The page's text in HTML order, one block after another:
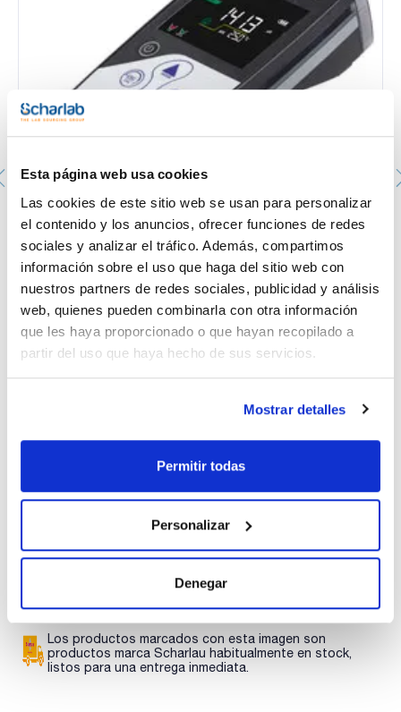
Esta página web usa cookies
Las cookies de este sitio web se usan para personalizar
el contenido y los anuncios, ofrecer funciones de redes
sociales y analizar el tráfico. Además, compartimos
información sobre el uso que haga del sitio web con
nuestros partners de redes sociales, publicidad y análisis
web, quienes pueden combinarla con otra información
que les haya proporcionado o que hayan recopilado a
partir del uso que haya hecho de sus servicios.
Mostrar detalles
Permitir todas
Personalizar
Denegar
Conductímetro portátil XS COND 7 Vio. XS. Con
maleta, célula con CAT y disoluciones.
0G-COND7-3
Envase: x u.
Disponibilidad:Ver stock
:
Documentación técnica
descargas
Los productos marcados con esta imagen son
productos marca Scharlau habitualmente en stock,
listos para una entrega inmediata.